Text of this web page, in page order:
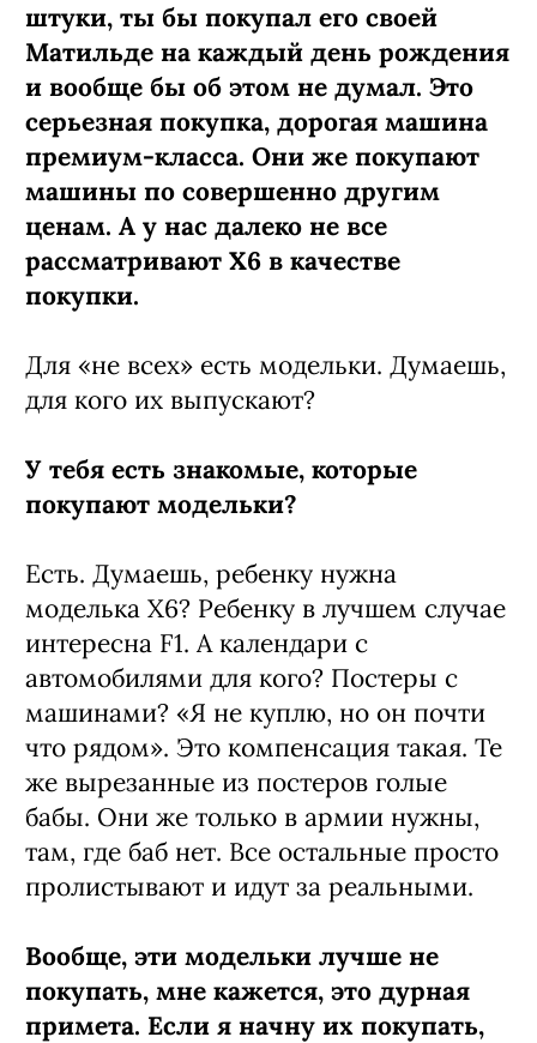
штуки, ты бы покупал его своей
Матильде на каждый день рождения
и вообще бы об этом не думал. Это
серьезная покупка, дорогая машина
премиум-класса. Они же покупают
машины по совершенно другим
ценам. А у нас далеко не все
рассматривают Х6 в качестве
покупки.
Для «не всех» есть модельки. Думаешь,
для кого их выпускают?
У тебя есть знакомые, которые
покупают модельки?
Есть. Думаешь, ребенку нужна
моделька Х6? Ребенку в лучшем случае
интересна F1. А календари с
автомобилями для кого? Постеры с
машинами? «Я не куплю, но он почти
что рядом». Это компенсация такая. Те
же вырезанные из постеров голые
бабы. Они же только в армии нужны,
там, где баб нет. Все остальные просто
пролистывают и идут за реальными.
Вообще, эти модельки лучше не
покупать, мне кажется, это дурная
примета. Если я начну их покупать,